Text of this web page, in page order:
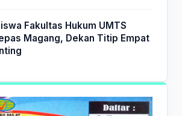
Fakultas Hukum UMTS
Magang, Dekan Titip Empat